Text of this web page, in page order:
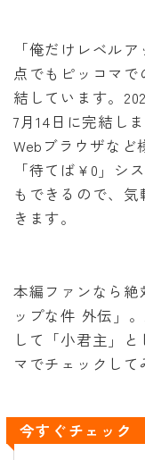
「俺だけレベル
点でもピッコマ
結しています。
7月14日に完結し
Webブラウザなど
「待てば¥0」シ
もできるので、
きます。
本編ファンなら絶
ップな件 外伝」
して「小君主」
マでチェックして
今すぐチェック